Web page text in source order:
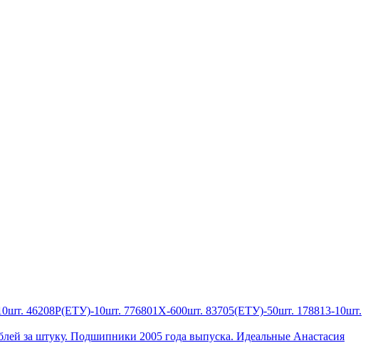
46208Р(ЕТУ)-10шт. 776801Х-600шт. 83705(ЕТУ)-50шт. 178813-10шт.
за штуку. Подшипники 2005 года выпуска. Идеальные Анастасия